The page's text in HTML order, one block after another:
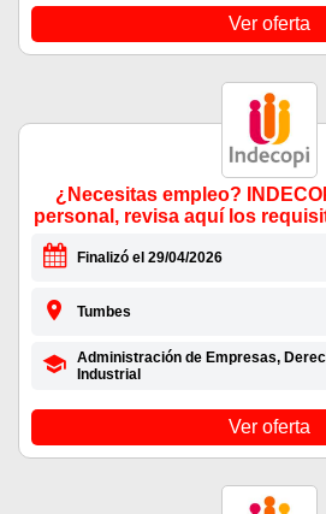
Ver oferta
¿Necesitas empleo?
personal, revisa aquí los
Finalizó el 29/04/2026
Tumbes
Administración de Empresas,
Industrial
Ver oferta